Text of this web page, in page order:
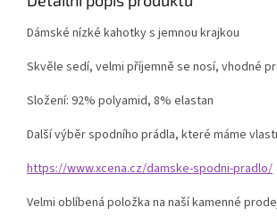
Dámské nízké kahotky s jemnou krajkou
Skvěle sedí, velmi příjemně se nosí, vhodné
Složení: 92% polyamid, 8% elastan
Další výběr spodního prádla, které máme
https://www.xcena.cz/damske-spodni-pradlo/
Velmi oblíbená položka na naší kamenné